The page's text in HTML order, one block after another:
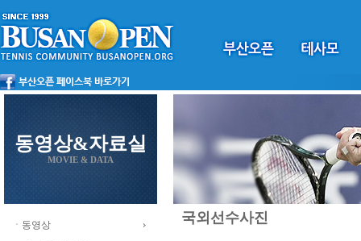
동영상&자료실
MOVIE & DATA
ㆍ동영상 국외선수사진